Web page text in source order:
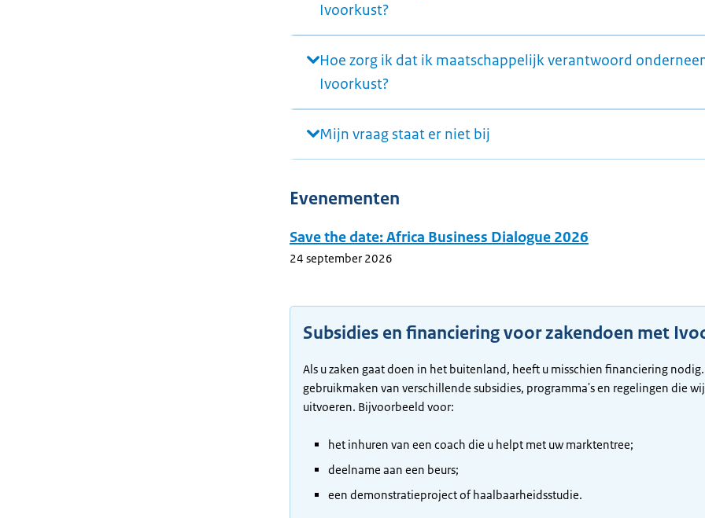
Ivoorkust?
Hoe zorg ik dat ik maatschappelijk verantwoord
Ivoorkust?
Mijn vraag staat er niet bij
Evenementen
Save the date: Africa Business Dialogue 2026
24 september 2026
Subsidies en financiering voor zakendoen met
Als u zaken gaat doen in het buitenland, heeft u misschien financiering
gebruikmaken van verschillende subsidies, programma's en regelingen die wij
uitvoeren. Bijvoorbeeld voor:
het inhuren van een coach die u helpt met uw marktentree;
deelname aan een beurs;
een demonstratieproject of haalbaarheidsstudie.